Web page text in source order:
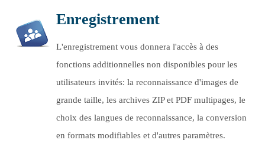
Enregistrement
L'enregistrement vous donnera l'accès à des
fonctions additionnelles non disponibles pour les
utilisateurs invités: la reconnaissance d'images de
grande taille, les archives ZIP et PDF multipages, le
choix des langues de reconnaissance, la conversion
en formats modifiables et d'autres paramètres.